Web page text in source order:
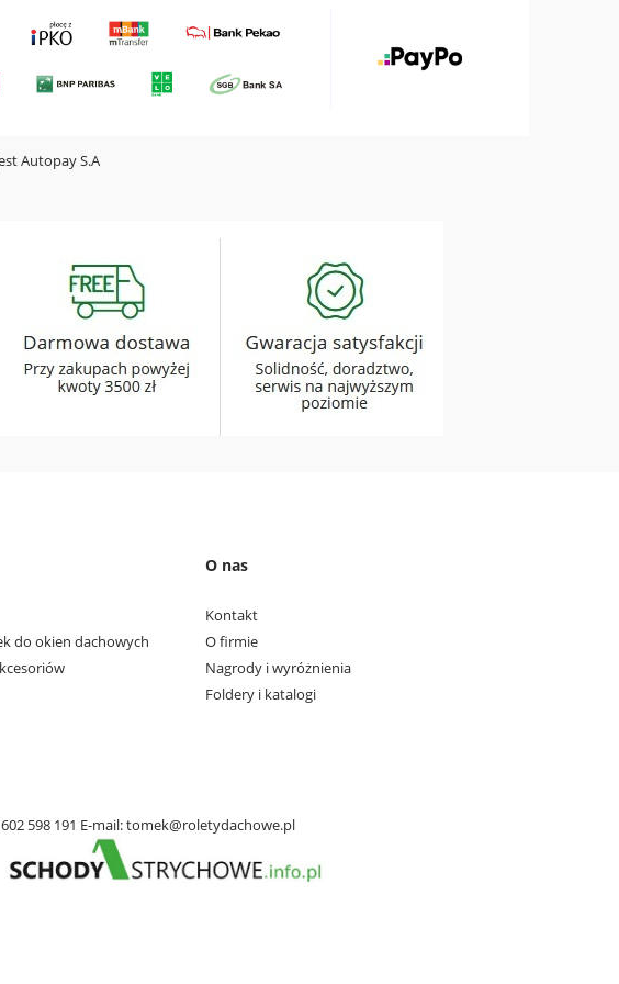
Autopay S.A
do okien dachowych
O nas
Kontakt
O firmie
Nagrody i wyróżnienia
Foldery i katalogi
602 598 191 E-mail:tomek@roletydachowe.pl